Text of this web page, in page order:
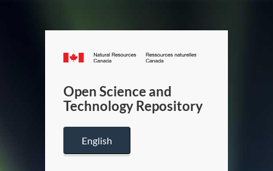
Canada.ca
/
Canada
Open Science and
Technology Repository
English